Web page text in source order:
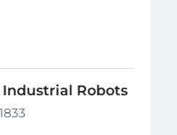
Industrial Robots